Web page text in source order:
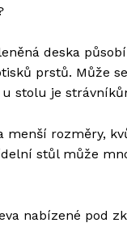
deska
prstů. Může
stolu je
menší rozměry,
stůl může
nabízené pod